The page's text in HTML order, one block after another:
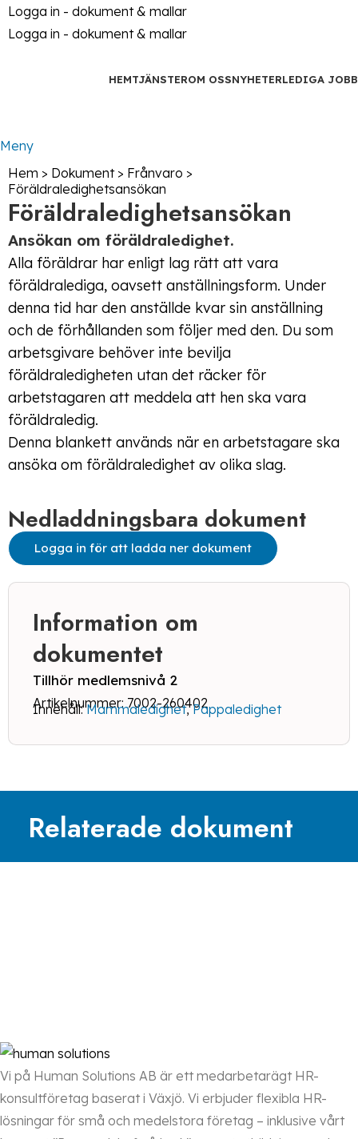
Logga in - dokument & mallar
Logga in - dokument & mallar
HEMTJÄNSTEROM OSSNYHETERLEDIGA JOBB
Meny
Hem > Dokument> Frånvaro >
Föräldraledighetsansökan
Föräldraledighetsansökan
Ansökan om föräldraledighet.
Alla föräldrar har enligt lag rätt att vara
föräldralediga, oavsett anställningsform. Under
denna tid har den anställde kvar sin anställning
och de förhållanden som följer med den. Du som
arbetsgivare behöver inte bevilja
föräldraledigheten utan det räcker för
arbetstagaren att meddela att hen ska vara
föräldraledig.
Denna blankett används när en arbetstagare ska
ansöka om föräldraledighet av olika slag.
Nedladdningsbara dokument
Logga in för att ladda ner dokument
Information om
dokumentet
Tillhör medlemsnivå 2
Artikelnummer: 7002-260402
Innehåll:Mammaledighet, Pappaledighet
Relaterade dokument
Vi på Human Solutions AB är ett medarbetarägt HR-
konsultföretag baserat i Växjö. Vi erbjuder flexibla HR-
lösningar för små och medelstora företag – inklusive vårt